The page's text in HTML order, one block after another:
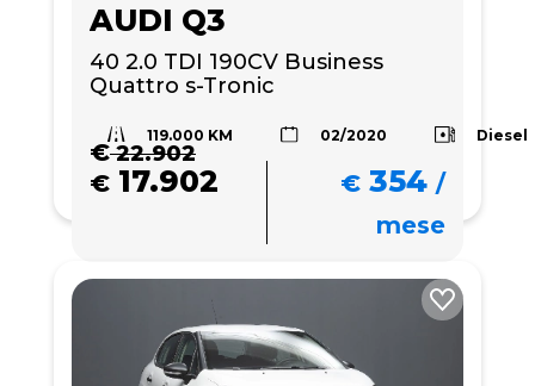
AUDI Q3
40 2.0 TDI 190CV Business
Quattro s-Tronic
119.000 KM 02/2020 Diesel
€22.902
€ 17.902 € 354 /
mese